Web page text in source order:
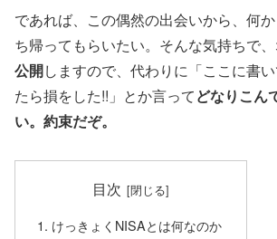
であれば、この偶然の出会いから、何
ち帰ってもらいたい。そんな気持ちで、
公開しますので、代わりに「ここに書
たら損をした!!」とか言ってどなりこん
い。約束だぞ。
目次
けっきょくNISAとは何なのか